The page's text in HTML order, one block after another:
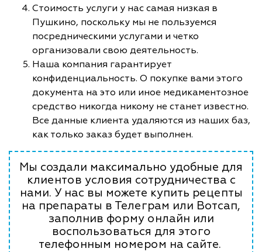
Стоимость услуги у нас самая низкая в
Пушкино, поскольку мы не пользуемся
посредническими услугами и четко
организовали свою деятельность.
Наша компания гарантирует
конфиденциальность. О покупке вами этого
документа на это или иное медикаментозное
средство никогда никому не станет известно.
Все данные клиента удаляются из наших баз,
как только заказ будет выполнен.
Мы создали максимально удобные для
клиентов условия сотрудничества с
нами. У нас вы можете купить рецепты
на препараты в Телеграм или Вотсап,
заполнив форму онлайн или
воспользоваться для этого
телефонным номером на сайте.